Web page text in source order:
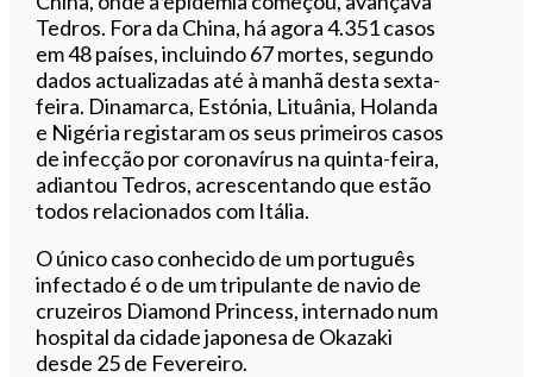
Tedros. Fora da China, há agora 4.351 casos
em 48 países, incluindo 67 mortes, segundo
dados actualizadas até à manhã desta sexta-
feira. Dinamarca, Estónia, Lituânia, Holanda
e Nigéria registaram os seus primeiros casos
de infecção por coronavírus na quinta-feira,
adiantou Tedros, acrescentando que estão
todos relacionados com Itália.
O único caso conhecido de um português
infectado é o de um tripulante de navio de
cruzeiros Diamond Princess, internado num
hospital da cidade japonesa de Okazaki
desde 25 de Fevereiro.